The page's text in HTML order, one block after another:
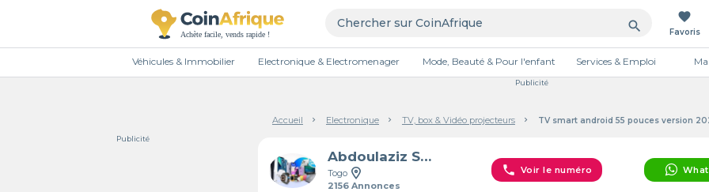
search
favorite
Favoris
Véhicules & Immobilier Electronique & Electromenager Mode, Beauté & Pour l'enfant Services & Emploi
Publicité
Accueil Electronique TV, box & Vidéo projecteurs TV smart android 55 pouces version
Publicité
Abdoulaziz SH0OP 1
Togo
2156 Annonces
phone Voir le numéro